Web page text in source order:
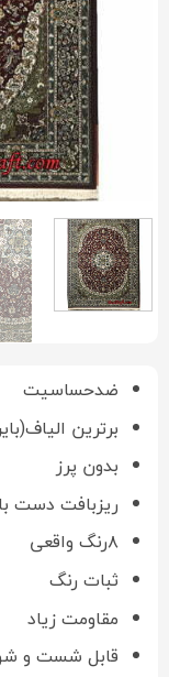
ضدحساسیت
برترین
بدون پرز
ریزبافت دست
۸رنگ واقعی
ثبات رنگ
مقاومت زیاد
قابل شست و